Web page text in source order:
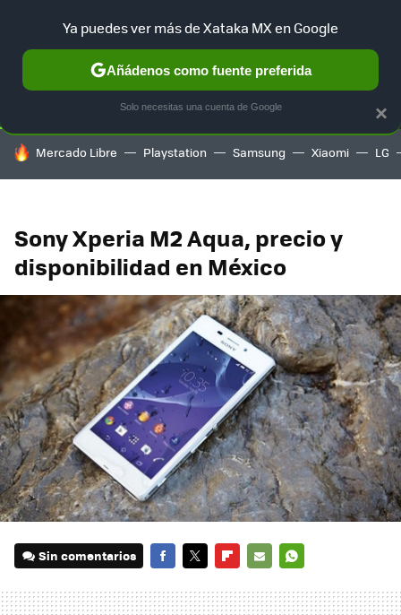
SELECCIÓN GAMING HOME AUTO TERRITORIO
HOY SE HABLA DE
Mercado Libre Playstation Samsung Xiaomi LG
Sony Xperia M2 Aqua, precio y
disponibilidad en México
Sin comentarios
MAIL
×
Ya puedes ver más de Xataka MX en Google
Añádenos como fuente preferida
Solo necesitas una cuenta de Google